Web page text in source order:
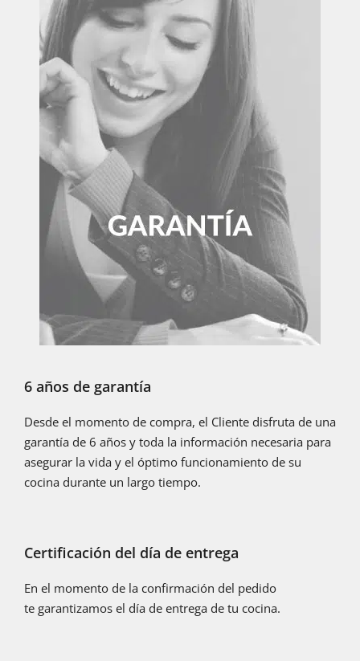
6 años de garantía
Desde el momento de compra, el Cliente disfruta de una
garantía de 6 años y toda la información necesaria para
asegurar la vida y el óptimo funcionamiento de su
cocina durante un largo tiempo.
Certificación del día de entrega
En el momento de la confirmación del pedido
te garantizamos el día de entrega de tu cocina.